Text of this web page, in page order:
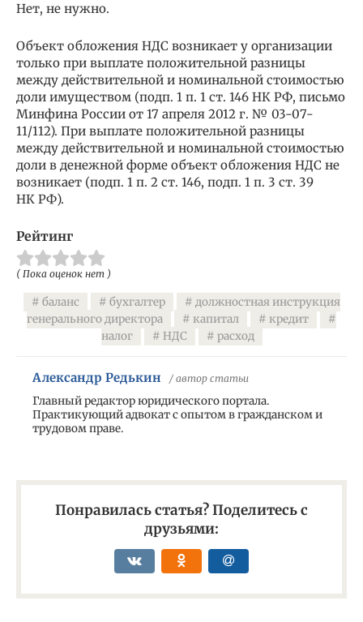
Нет, не нужно.
Объект обложения НДС возникает у организации
только при выплате положительной разницы
между действительной и номинальной стоимостью
доли имуществом (подп. 1 п. 1 ст. 146 НК РФ, письмо
Минфина России от 17 апреля 2012 г. № 03-07-
11/112). При выплате положительной разницы
между действительной и номинальной стоимостью
доли в денежной форме объект обложения НДС не
возникает (подп. 1 п. 2 ст. 146, подп. 1 п. 3 ст. 39
НК РФ).
Рейтинг
( Пока оценок нет )
баланс бухгалтер
должностная инструкция
генерального директора
капитал
кредит
налог
НДС расход
Александр Редькин / автор статьи
Главный редактор юридического портала.
Практикующий адвокат с опытом в гражданском и
трудовом праве.
Понравилась статья? Поделитесь с
друзьями: